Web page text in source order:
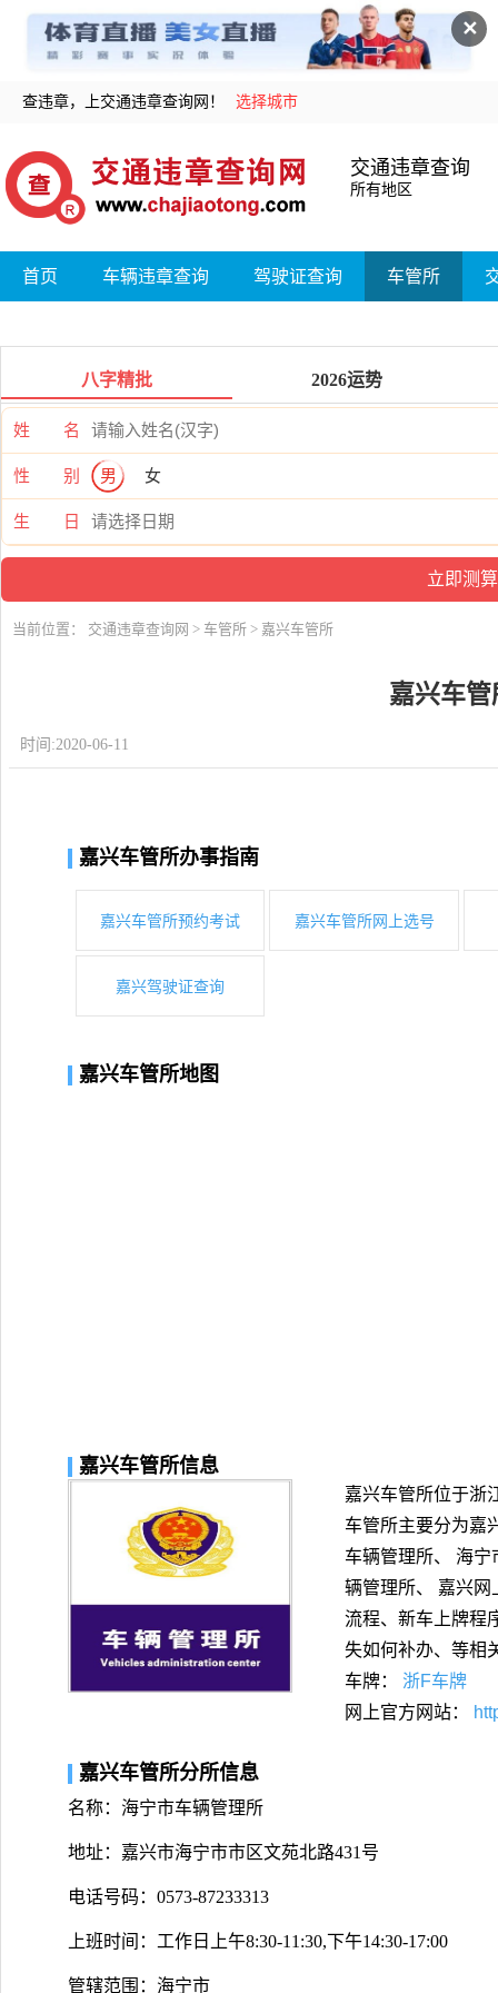
✕
查违章，上交通违章查询网！ 选择城市
交通违章查询
所有地区
首页 车辆违章查询 驾驶证查询 车管所
八字精批 2026运势
姓 名
性 别 男 女
生 日
当前位置： 交通违章查询网 > 车管所 > 嘉兴车管所
嘉兴车管
时间:2020-06-11
嘉兴车管所办事指南
嘉兴车管所预约考试 嘉兴车管所网上选号
嘉兴驾驶证查询
嘉兴车管所地图
嘉兴车管所信息
嘉兴车管所位于浙
车管所主要分为嘉
车辆管理所、 海
辆管理所、 嘉兴网
流程、新车上牌程
失如何补办、等相
车牌： 浙F车牌
网上官方网站：
嘉兴车管所分所信息
名称：海宁市车辆管理所
地址：嘉兴市海宁市市区文苑北路431号
电话号码：0573-87233313
上班时间：工作日上午8:30-11:30,下午14:30-17:00
管辖范围：海宁市